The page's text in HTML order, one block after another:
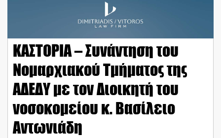
ΚΑΣΤΟΡΙΑ – Συνάντηση του
Νομαρχιακού Τμήματος της
ΑΔΕΔΥ με τον Διοικητή του
νοσοκομείου κ. Βασίλειο
Αντωνιάδη